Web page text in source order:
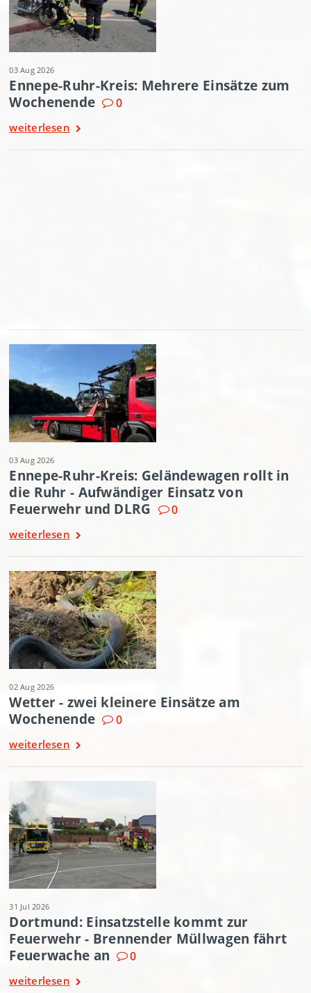
03 Aug 2026
Ennepe-Ruhr-Kreis: Mehrere Einsätze zum
Wochenende
0
weiterlesen
03 Aug 2026
Ennepe-Ruhr-Kreis: Geländewagen rollt in
die Ruhr - Aufwändiger Einsatz von
Feuerwehr und DLRG
0
weiterlesen
02 Aug 2026
Wetter - zwei kleinere Einsätze am
Wochenende
0
weiterlesen
31 Jul 2026
Dortmund: Einsatzstelle kommt zur
Feuerwehr - Brennender Müllwagen fährt
Feuerwache an
0
weiterlesen